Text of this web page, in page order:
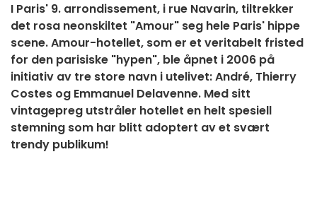
I Paris' 9. arrondissement, i rue Navarin, tiltrekker
det rosa neonskiltet "Amour" seg hele Paris' hippe
scene. Amour-hotellet, som er et veritabelt fristed
for den parisiske "hypen", ble åpnet i 2006 på
initiativ av tre store navn i utelivet: André, Thierry
Costes og Emmanuel Delavenne. Med sitt
vintagepreg utstråler hotellet en helt spesiell
stemning som har blitt adoptert av et svært
trendy publikum!